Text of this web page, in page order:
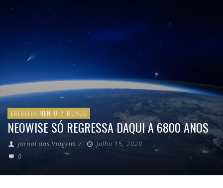
ENTRETENIMENTO / MUNDO
NEOWISE SÓ REGRESSA DAQUI A 6800 ANOS
Jornal das Viagens /
Julho 15, 2020
0